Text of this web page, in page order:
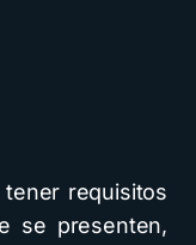
requisitos
se presenten,